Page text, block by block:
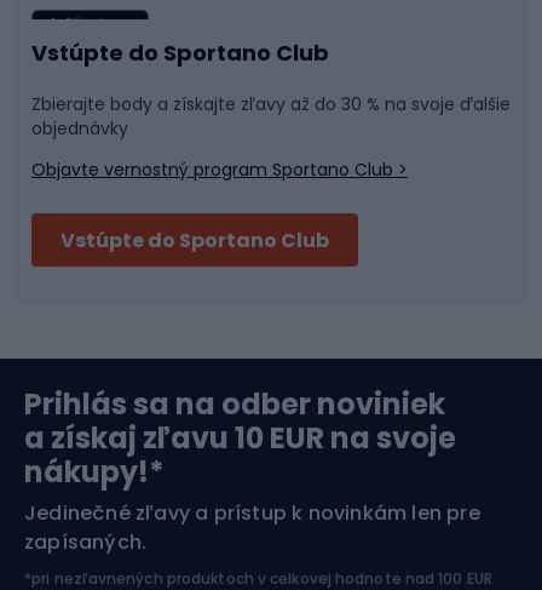
Rybolov
Športová medicína
Bushcraft
Bikepacking
Orientačný beh
Plávanie
Tímové športy
Fitness a posilňovňa
Cyklistické prilby
Lyžovanie
Športová elektronika
Jazdectvo
Vstúpte do Sportano Club
Zbierajte body a získajte zľavy až do 30 % na svoje ďalšie
objednávky
Objavte vernostný program Sportano Club >
Vstúpte do Sportano Club
Prihlás sa na odber noviniek
a získaj zľavu 10 EUR na svoje
nákupy!*
Jedinečné zľavy a prístup k novinkám len pre
zapísaných.
*pri nezľavnených produktoch v celkovej hodnote nad 100 EUR